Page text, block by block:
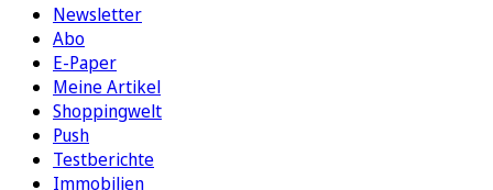
Newsletter
Abo
E-Paper
Meine Artikel
Shoppingwelt
Push
Testberichte
Immobilien